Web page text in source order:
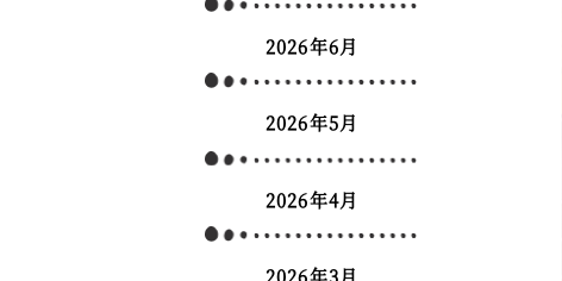
2026年6月
2026年5月
2026年4月